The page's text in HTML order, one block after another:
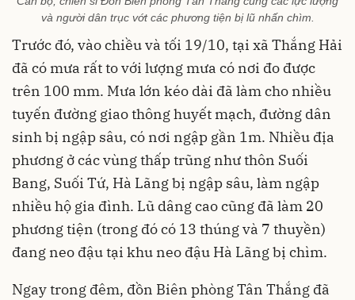
và người dân trục vớt các phương tiện bị lũ nhấn chìm.
Trước đó, vào chiều và tối 19/10, tại xã Thắng Hải
đã có mưa rất to với lượng mưa có nơi đo được
trên 100 mm. Mưa lớn kéo dài đã làm cho nhiều
tuyến đường giao thông huyết mạch, đường dân
sinh bị ngập sâu, có nơi ngập gần 1m. Nhiều địa
phương ở các vùng thấp trũng như thôn Suối
Bang, Suối Tứ, Hà Lãng bị ngập sâu, làm ngập
nhiều hộ gia đình. Lũ dâng cao cũng đã làm 20
phương tiện (trong đó có 13 thúng và 7 thuyền)
đang neo đậu tại khu neo đậu Hà Lãng bị chìm.
Ngay trong đêm, đồn Biên phòng Tân Thắng đã